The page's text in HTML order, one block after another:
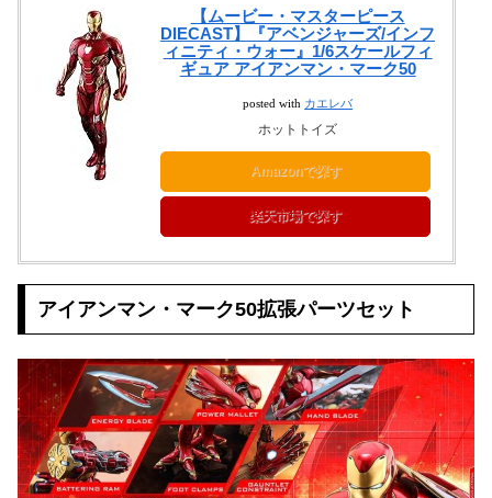
【ムービー・マスターピース
DIECAST】『アベンジャーズ/インフ
ィニティ・ウォー』1/6スケールフィ
ギュア アイアンマン・マーク50
posted with カエレバ
ホットトイズ
Amazonで探す
楽天市場で探す
アイアンマン・マーク50拡張パーツセット